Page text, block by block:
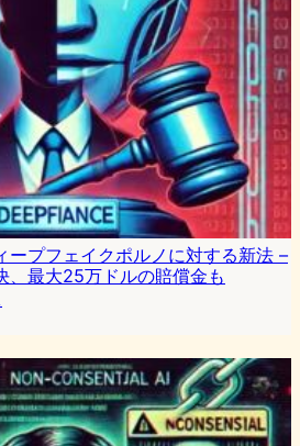
ープフェイクポルノに対する新法 –
、最大25万ドルの賠償金も